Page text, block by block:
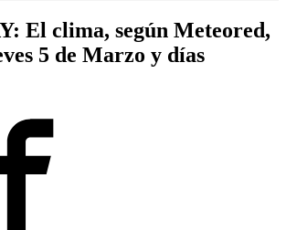
El clima, según Meteored,
5 de Marzo y días